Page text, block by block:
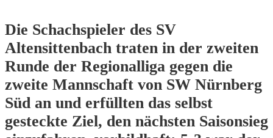
Die Schachspieler des SV
Altensittenbach traten in der zweiten
Runde der Regionalliga gegen die
zweite Mannschaft von SW Nürnberg
Süd an und erfüllten das selbst
gesteckte Ziel, den nächsten Saisonsieg